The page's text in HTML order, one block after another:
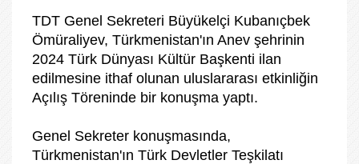
TDT Genel Sekreteri Büyükelçi Kubanıçbek
Ömüraliyev, Türkmenistan'ın Anev şehrinin
2024 Türk Dünyası Kültür Başkenti ilan
edilmesine ithaf olunan uluslararası etkinliğin
Açılış Töreninde bir konuşma yaptı.
Genel Sekreter konuşmasında,
Türkmenistan'ın Türk Devletler Teşkilatı